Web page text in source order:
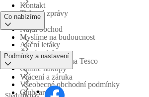
Tiskové zprávy
Myslíme na budoucnost
Obchodní skupina Tesco
Kontakt
Najdi obchod
Časté otázky
Vrácení a záruka
Co nabízíme
Akční letáky
Online nákupy
Clubcard
Podmínky a nastavení
Všeobecné obchodní podmínky